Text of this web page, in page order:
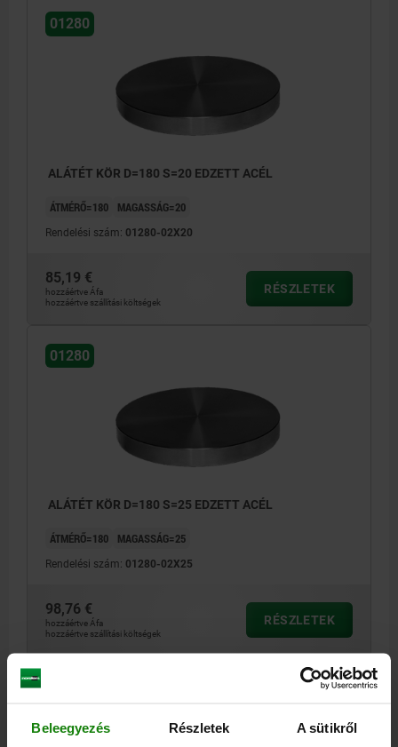
Beleegyezés Részletek A sütikről
01280
ALÁTÉT KÖR D=180 S=20 EDZETT ACÉL
ÁTMÉRŐ=180 MAGASSÁG=20
Rendelési szám: 01280-02X20
85,19 €
hozzáértve Áfa
hozzáértve szállítási költségek
RÉSZLETEK
01280
ALÁTÉT KÖR D=180 S=25 EDZETT ACÉL
ÁTMÉRŐ=180 MAGASSÁG=25
Rendelési szám: 01280-02X25
98,76 €
hozzáértve Áfa
hozzáértve szállítási költségek
RÉSZLETEK